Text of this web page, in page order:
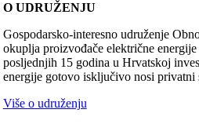
O UDRUŽENJU
Gospodarsko-interesno udruženje
okuplja proizvođače električne
posljednjih 15 godina u Hrvatskoj
energije gotovo isključivo nosi privatni
Više o udruženju